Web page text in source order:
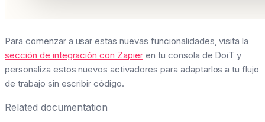
Para comenzar a usar estas nuevas funcionalidades, visita la
sección de integración con Zapier en tu consola de DoiT y
personaliza estos nuevos activadores para adaptarlos a tu flujo
de trabajo sin escribir código.
Related documentation